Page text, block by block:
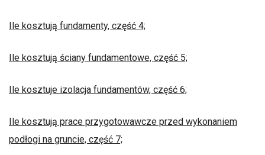
Ile kosztują fundamenty, część 4;
Ile kosztują ściany fundamentowe, część 5;
Ile kosztuje izolacja fundamentów, część 6;
Ile kosztują prace przygotowawcze przed wykonaniem
podłogi na gruncie, część 7;